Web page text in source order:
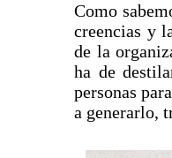
Como
creencias y
de la
ha de
personas
a generarlo,